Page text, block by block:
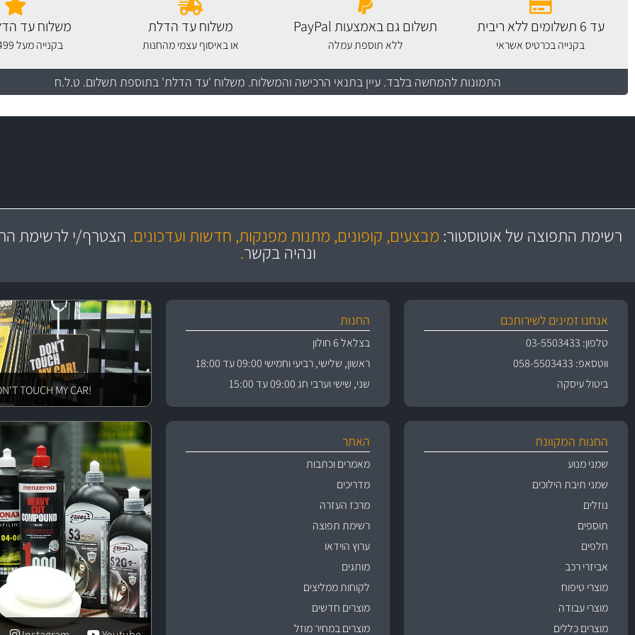
עד 6 תשלומים ללא ריבית
בקנייה בכרטיס אשראי
תשלום גם באמצעות PayPal
ללא תוספת עמלה
משלוח עד הדלת
או באיסוף עצמי מהחנות
משלוח עד
בקנייה מעל 499 שקלים
התמונות להמחשה בלבד. עיין בתנאי הרכישה והמשלוח. משלוח 'עד הדלת' בתוספת תשלום. ט.ל.ח
משלוח מהיר
באמצעות צ'יטה
משלוחים
מקצועיות
ושירות מצויין רשימת התפוצה של אוטוסטור: מבצעים, קופונים, מתנות מפנקות, חדשות ועדכונים. הצטרף/י לרשימת
ונהיה בקשר.
אנחנו זמינים לשירותכם
טלפון: 03-5503433
ווטסאפ: 058-5503433
ביטול עיסקה
החנות
בצלאל 6 חולון
ראשון, שלישי, רביעי וחמישי 09:00 עד 18:00
שני, שישי וערבי חג 09:00 עד 15:00
!DON'T TOUCH MY CAR
החנות המקוונת
שמני מנוע
שמני תיבת הילוכים
נוזלים
תוספים
חלפים
אביזרי רכב
מוצרי טיפוח
מוצרי עבודה
מוצרים כללים
האתר
מאמרים וכתבות
מדריכים
מרכז העזרה
רשימת תפוצה
ערוץ הוידאו
מותגים
לקוחות ממליצים
מוצרים חדשים
מוצרים במחיר מוזל